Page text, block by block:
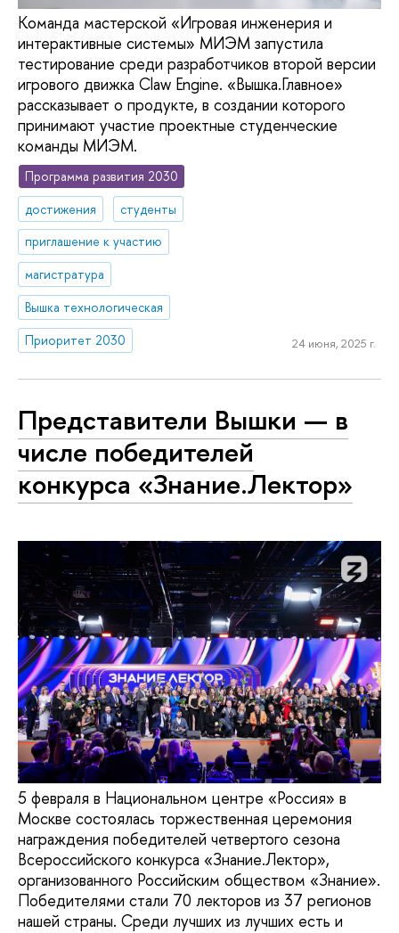
Команда мастерской «Игровая инженерия и
интерактивные системы» МИЭМ запустила
тестирование среди разработчиков второй версии
игрового движка Claw Engine. «Вышка.Главное»
рассказывает о продукте, в создании которого
принимают участие проектные студенческие
команды МИЭМ.
Программа развития 2030
достижения
студенты
приглашение к участию
магистратура
Вышка технологическая
Приоритет 2030
24 июня, 2025 г.
Представители Вышки — в
числе победителей
конкурса «Знание.Лектор»
5 февраля в Национальном центре «Россия» в
Москве состоялась торжественная церемония
награждения победителей четвертого сезона
Всероссийского конкурса «Знание.Лектор»,
организованного Российским обществом «Знание».
Победителями стали 70 лекторов из 37 регионов
нашей страны. Среди лучших из лучших есть и